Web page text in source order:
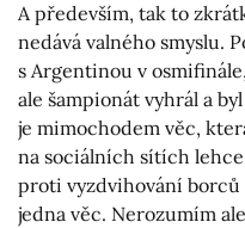
A především, tak to
nedává valného smyslu.
s Argentinou v
ale šampionát vyhrál a
je mimochodem věc,
na sociálních sítích
proti vyzdvihování borců
jedna věc. Nerozumím